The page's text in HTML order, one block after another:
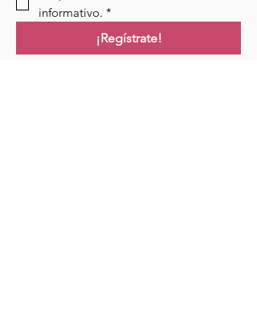
informativo. *
¡Regístrate!